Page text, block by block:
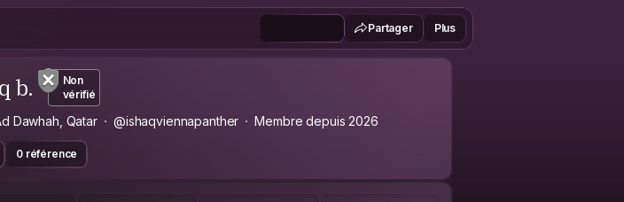
Partager Plus
b.
Non
vérifié
Dawhah, Qatar @ishaqviennapanther Membre depuis 2026
0 référence